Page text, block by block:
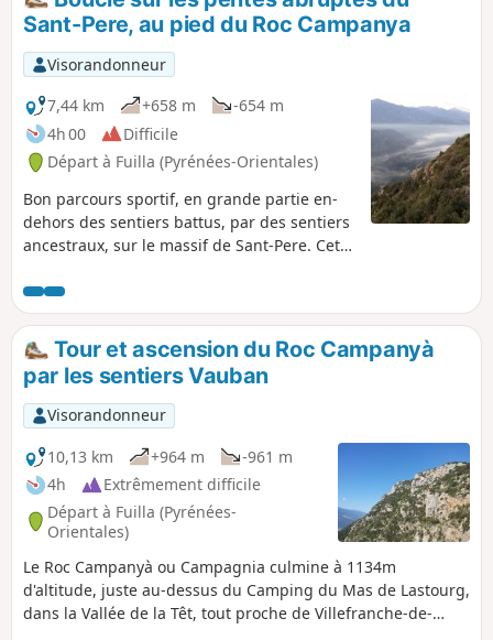
Sant-Pere, au pied du Roc Campanya
Visorandonneur
7,44 km
+658 m
-654 m
4h 00
Difficile
Départ à Fuilla (Pyrénées-Orientales)
Bon parcours sportif, en grande partie en-
dehors des sentiers battus, par des sentiers
ancestraux, sur le massif de Sant-Pere. Cette
Roc Campanya/Campagna, un point de vue
incroyable sur la vallée de la Têt et celle de
la Rotja. Vue à 180° avec en ligne de mire au
Sud le Canigou et ses 2784 m.
Tour et ascension du Roc Campanyà
par les sentiers Vauban
Visorandonneur
10,13 km
+964 m
-961 m
4h
Extrêmement difficile
Départ à Fuilla (Pyrénées-
Orientales)
Le Roc Campanyà ou Campagnia culmine à 1134m
d'altitude, juste au-dessus du Camping du Mas de Lastourg,
dans la Vallée de la Têt, tout proche de Villefranche-de-